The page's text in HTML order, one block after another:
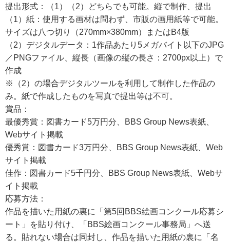
提出形式：（1）（2）どちらでも可能。縦で制作、提出
（1）紙：使用する画材は問わず、市販の画用紙等で可能。
サイズは八つ切り（270mm×380mm）またはB4版
（2）デジタルデータ：1作品あたり5メガバイト以下のJPG
／PNGファイル、縦長（画像の縦の長さ：2700px以上）で
作成
※（2）の場合デジタルツールを利用して制作した作品の
み。紙で作成したものを写真で提出等は不可。
賞品：
最優秀賞：図書カード5万円分、BBS Group News表紙、
Webサイト掲載
優秀賞：図書カード3万円分、BBS Group News表紙、Web
サイト掲載
佳作：図書カード5千円分、BBS Group News表紙、Webサ
イト掲載
応募方法：
作品を描いた用紙の裏に「第5回BBS絵画コンクール応募シ
ート」を貼り付け、「BBS絵画コンクール事務局」へ送
る。貼れない場合は同封し、作品を描いた用紙の裏に「名